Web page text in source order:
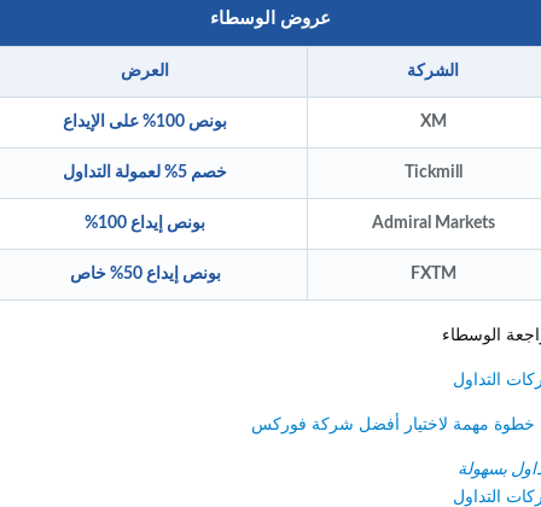
عروض الوسطاء
الشركة العرض
XM بونص 100% على الإيداع
Tickmill خصم 5% لعمولة التداول
Admiral Markets بونص إيداع 100%
FXTM بونص إيداع 50% خاص
الوسطاء
التداول
بسهولة
التداول